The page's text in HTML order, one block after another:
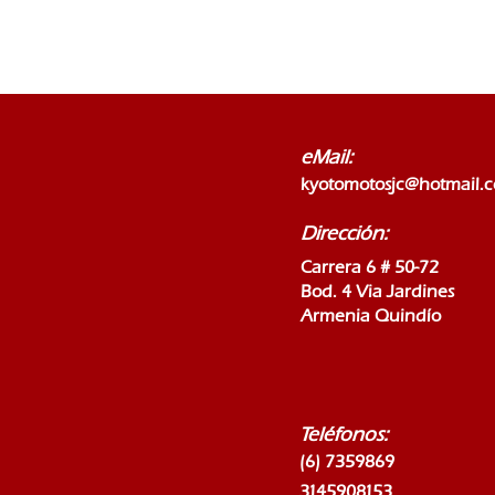
eMail:
Dirección:
Carrera 6 # 50-72
Bod. 4 Via Jardines
Armenia Quindío
Teléfonos:
(6) 7359869